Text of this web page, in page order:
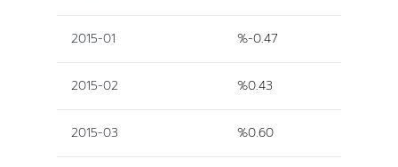
2015-01 %-0.47
2015-02 %0.43
2015-03 %0.60